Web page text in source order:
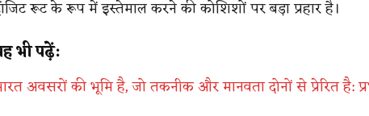
रूट के रूप में इस्तेमाल करने की कोशिशों पर बड़ा प्रहार है।
भी पढ़ें:
अवसरों की भूमि है, जो तकनीक और मानवता दोनों से प्रेरित है: